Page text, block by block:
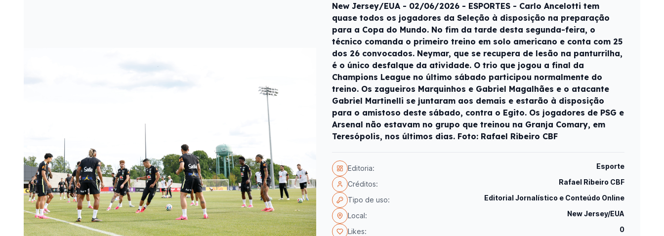
New Jersey/EUA - 02/06/2026 - ESPORTES - Carlo Ancelotti tem
quase todos os jogadores da Seleção à disposição na preparação
para a Copa do Mundo. No fim da tarde desta segunda-feira, o
técnico comanda o primeiro treino em solo americano e conta com 25
dos 26 convocados. Neymar, que se recupera de lesão na panturrilha,
é o único desfalque da atividade. O trio que jogou a final da
Champions League no último sábado participou normalmente do
treino. Os zagueiros Marquinhos e Gabriel Magalhães e o atacante
Gabriel Martinelli se juntaram aos demais e estarão à disposição
para o amistoso deste sábado, contra o Egito. Os jogadores de PSG e
Arsenal não estavam no grupo que treinou na Granja Comary, em
Teresópolis, nos últimos dias. Foto: Rafael Ribeiro CBF
Editoria: Esporte
Créditos: Rafael Ribeiro CBF
Tipo de uso: Editorial Jornalístico e Conteúdo Online
Local: New Jersey/EUA
Likes: 0